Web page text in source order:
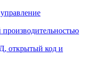
открытый код и